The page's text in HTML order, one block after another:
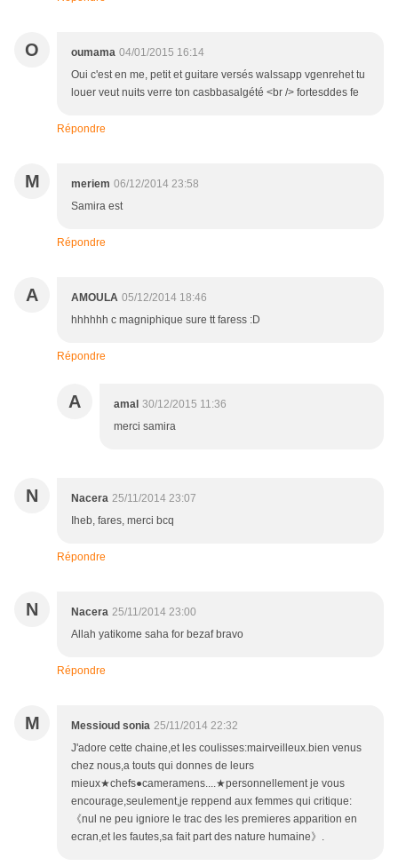
O oumama 04/01/2015 16:14
Oui c'est en me, petit et guitare versés walssapp vgenrehet tu
louer veut nuits verre ton casbbasalgété <br /> fortesddes fe
Répondre
M meriem 06/12/2014 23:58
Samira est
Répondre
A AMOULA 05/12/2014 18:46
hhhhhh c magniphique sure tt faress :D
Répondre
A amal 30/12/2015 11:36
merci samira
N Nacera 25/11/2014 23:07
Iheb, fares, merci bcq
Répondre
N Nacera 25/11/2014 23:00
Allah yatikome saha for bezaf bravo
Répondre
M Messioud sonia 25/11/2014 22:32
J'adore cette chaine,et les coulisses:mairveilleux.bien venus
chez nous,a touts qui donnes de leurs
mieux★chefs●cameramens....★personnellement je vous
encourage,seulement,je reppend aux femmes qui critique:
《nul ne peu igniore le trac des les premieres apparition en
ecran,et les fautes,sa fait part des nature humaine》.